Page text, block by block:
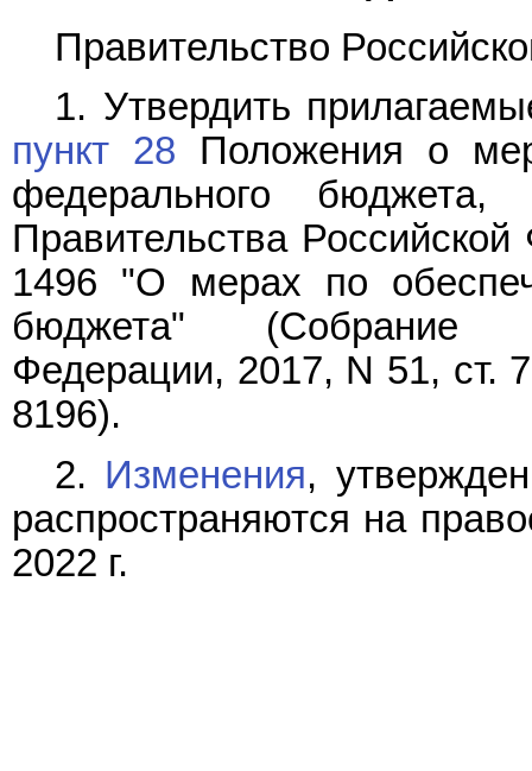
Правительство
1. Утвердить
пункт 28 Положения о
федерального бюджета,
Правительства
1496 "О мерах по
бюджета" (Собрание
Федерации, 2017, N 51, ст.
8196).
2. Изменения,
распространяются на
2022 г.